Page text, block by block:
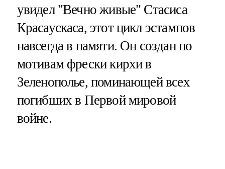
увидел "Вечно живые" Стасиса
Красаускаса, этот цикл эстампов
навсегда в памяти. Он создан по
мотивам фрески кирхи в
Зеленополье, поминающей всех
погибших в Первой мировой
войне.